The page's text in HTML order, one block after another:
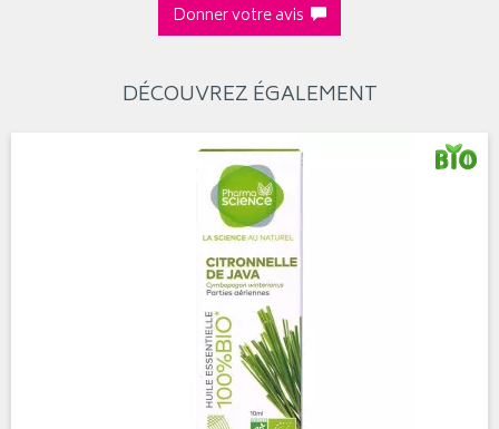
Donner votre avis
DÉCOUVREZ ÉGALEMENT